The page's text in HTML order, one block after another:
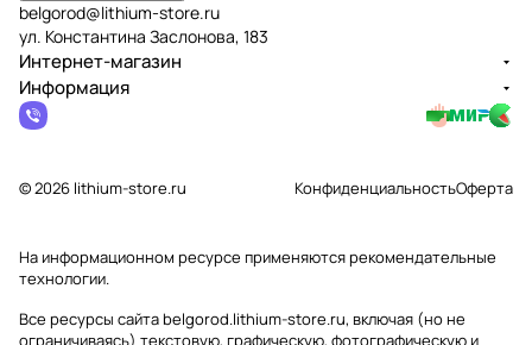
belgorod@lithium-store.ru
ул. Константина Заслонова, 183
Интернет-магазин
Информация
© 2026 lithium-store.ru КонфиденциальностьОферта
На информационном ресурсе применяютсярекомендательные
технологии.
Все ресурсы сайта belgorod.lithium-store.ru, включая (но не
ограничиваясь) текстовую, графическую, фотографическую и